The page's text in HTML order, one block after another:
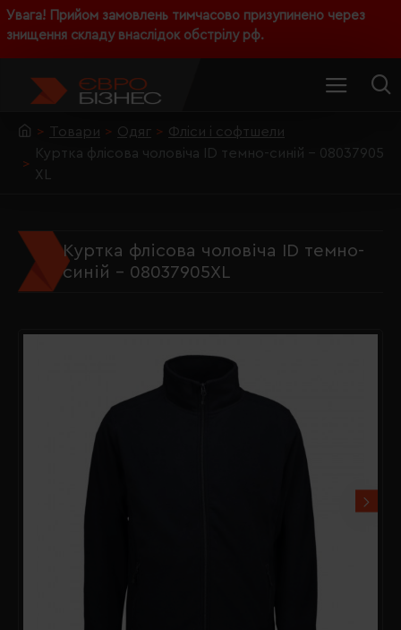
Увага! Прийом замовлень тимчасово призупинено через
знищення складу внаслідок обстрілу рф.
Товари Одяг
Фліси і софтшели
Куртка флісова чоловіча ID темно-синій - 08037905
XL
Куртка флісова чоловіча ID темно-
синій - 08037905XL